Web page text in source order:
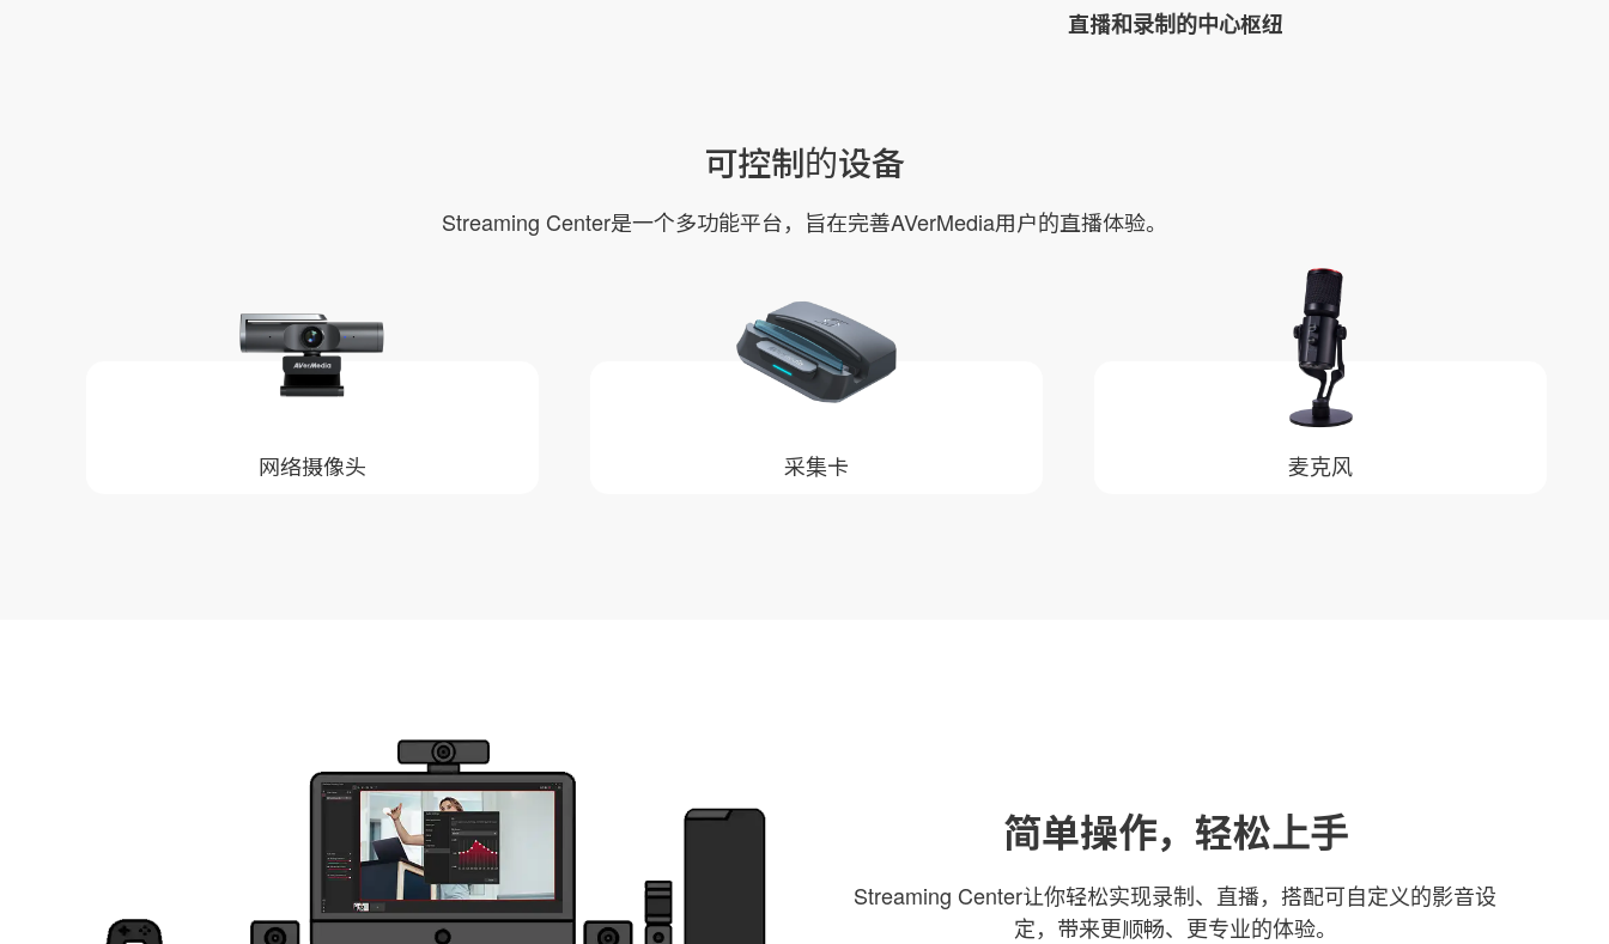
直播和录制的中心枢纽
可控制的设备
Streaming Center是一个多功能平台，旨在完善AVerMedia用户的直播体验。
网络摄像头 采集卡 麦克风
简单操作，轻松上手
Streaming Center让你轻松实现录制、直播，搭配可自定义的影音设
定，带来更顺畅、更专业的体验。